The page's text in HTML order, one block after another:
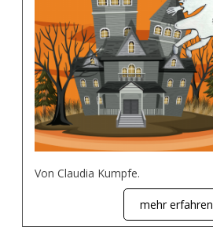
Von Claudia Kumpfe.
mehr erfahren